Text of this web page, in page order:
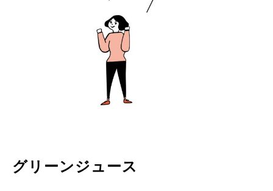
グリーンジュース